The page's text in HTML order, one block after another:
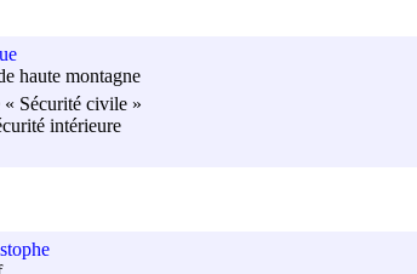
haute montagne
Sécurité civile »
intérieure